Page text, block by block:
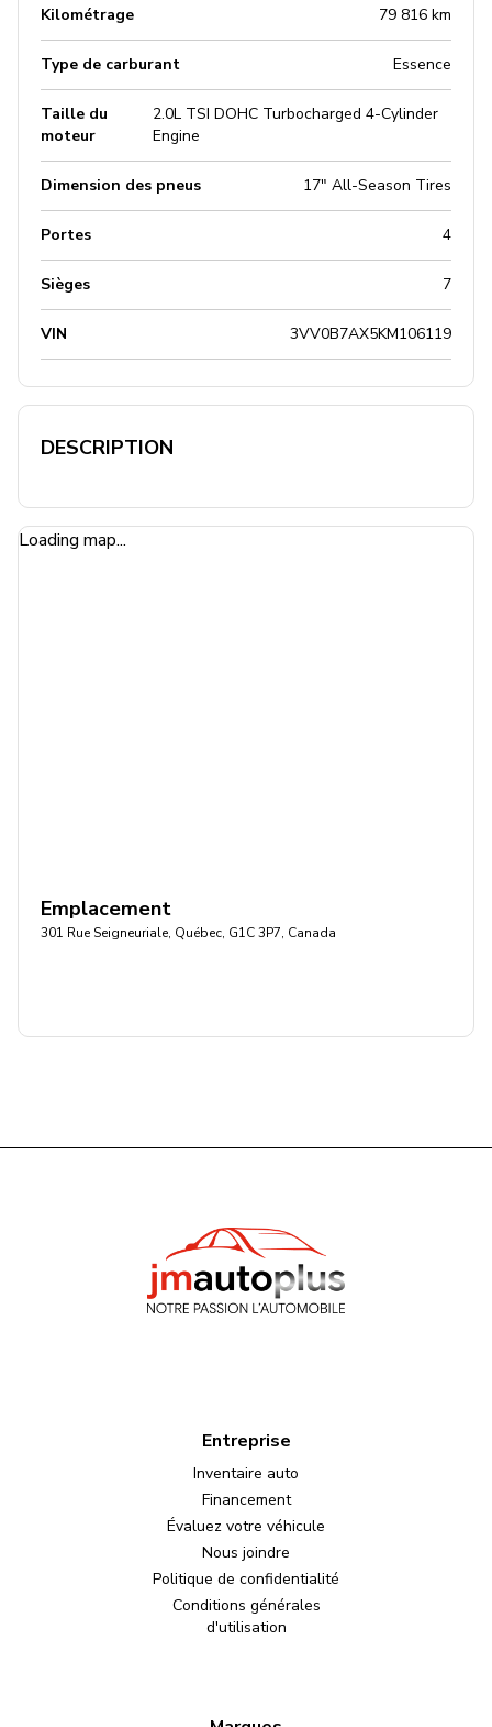
Kilométrage 79 816 km
Type de carburant Essence
Taille du
moteur
2.0L TSI DOHC Turbocharged 4-Cylinder
Engine
Dimension des pneus 17" All-Season Tires
Portes 4
Sièges 7
VIN 3VV0B7AX5KM106119
DESCRIPTION
Loading map...
Emplacement
301 Rue Seigneuriale, Québec, G1C 3P7, Canada
Entreprise
Inventaire auto
Financement
Évaluez votre véhicule
Nous joindre
Politique de confidentialité
Conditions générales
d'utilisation